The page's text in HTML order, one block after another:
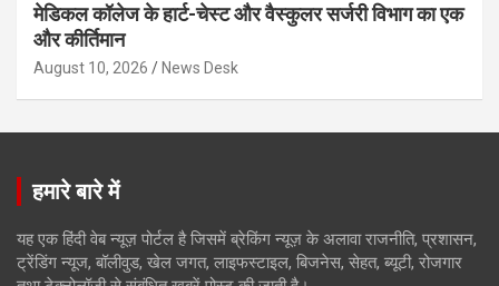
मेडिकल कॉलेज के हार्ट-चेस्ट और वैस्कुलर सर्जरी विभाग का एक
और कीर्तिमान
August 10, 2026 News Desk
हमारे बारे में
यह एक हिंदी वेब न्यूज़ पोर्टल है जिसमें ब्रेकिंग न्यूज़ के अलावा राजनीति, प्रशासन,
ट्रेंडिंग न्यूज, बॉलीवुड, खेल जगत, लाइफस्टाइल, बिजनेस, सेहत, ब्यूटी, रोजगार